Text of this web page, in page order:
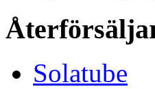
Solatube